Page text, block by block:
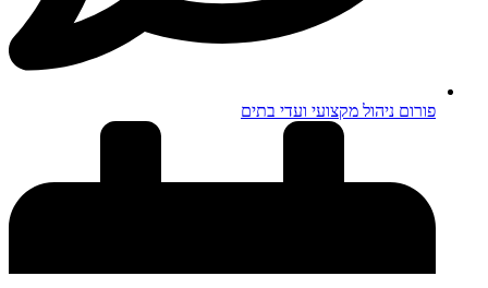
פורום ניהול מקצועי ועדי בתים